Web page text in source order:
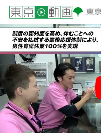
Play